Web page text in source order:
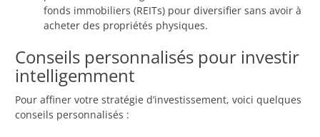
fonds immobiliers (REITs) pour diversifier sans avoir à
acheter des propriétés physiques.
Conseils personnalisés pour investir
intelligemment
Pour affiner votre stratégie d’investissement, voici quelques
conseils personnalisés :